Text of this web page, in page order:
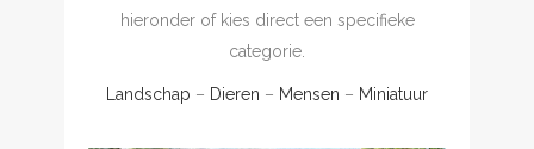
hieronder of kies direct een specifieke
categorie.
Landschap – Dieren – Mensen – Miniatuur